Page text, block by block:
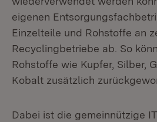
eigenen
Einzelteile und Rohstoffe an
Recyclingbetriebe ab. So
Rohstoffe wie Kupfer, Silber,
Kobalt zusätzlich
Dabei ist die gemeinnützige